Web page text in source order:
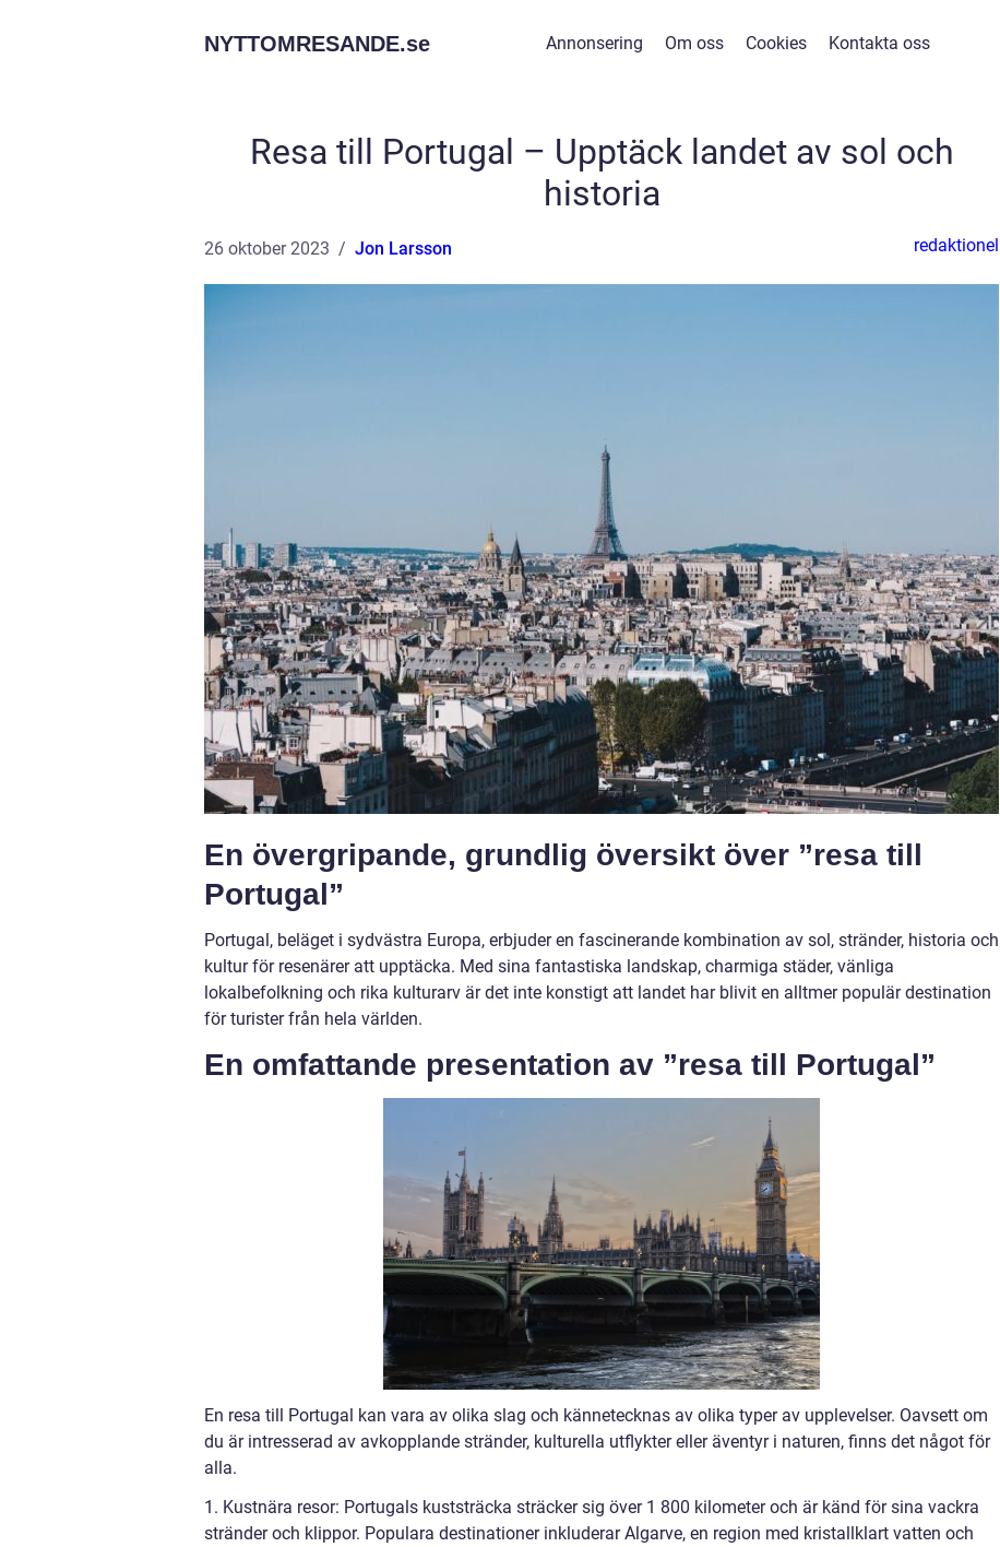
NYTTOMRESANDE.se Annonsering Om oss Cookies Kontakta oss
Resa till Portugal – Upptäck landet av sol och
historia
26 oktober 2023 Jon Larsson redaktionel
En övergripande, grundlig översikt över ”resa till
Portugal”
Portugal, beläget i sydvästra Europa, erbjuder en fascinerande kombination av sol, stränder, historia och
kultur för resenärer att upptäcka. Med sina fantastiska landskap, charmiga städer, vänliga
lokalbefolkning och rika kulturarv är det inte konstigt att landet har blivit en alltmer populär destination
för turister från hela världen.
En omfattande presentation av ”resa till Portugal”
En resa till Portugal kan vara av olika slag och kännetecknas av olika typer av upplevelser. Oavsett om
du är intresserad av avkopplande stränder, kulturella utflykter eller äventyr i naturen, finns det något för
alla.
1. Kustnära resor: Portugals kuststräcka sträcker sig över 1 800 kilometer och är känd för sina vackra
stränder och klippor. Populara destinationer inkluderar Algarve, en region med kristallklart vatten och